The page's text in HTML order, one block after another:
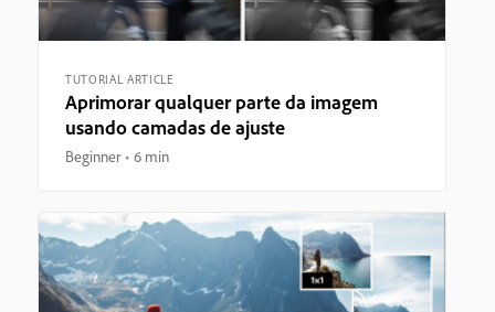
TUTORIAL ARTICLE
Aprimorar qualquer parte da imagem
usando camadas de ajuste
Beginner 6 min